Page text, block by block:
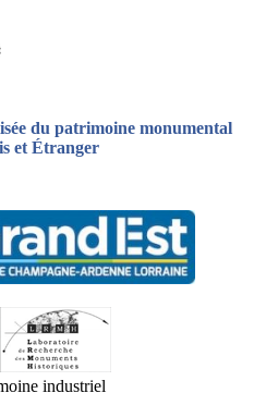
du patrimoine monumental
et Étranger